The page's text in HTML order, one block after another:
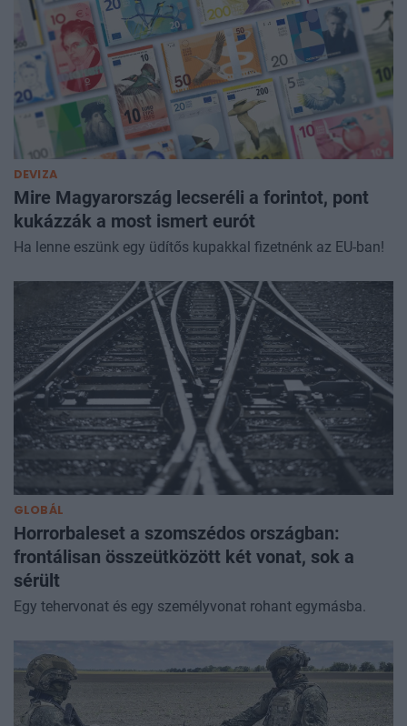
DEVIZA
Mire Magyarország lecseréli a forintot, pont
kukázzák a most ismert eurót
Ha lenne eszünk egy üdítős kupakkal fizetnénk az EU-ban!
GLOBÁL
Horrorbaleset a szomszédos országban:
frontálisan összeütközött két vonat, sok a
sérült
Egy tehervonat és egy személyvonat rohant egymásba.